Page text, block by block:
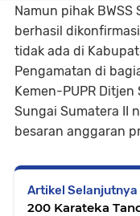
Namun pihak BWSS
berhasil
tidak ada di
Pengamatan di
Kemen-PUPR Ditjen
Sungai Sumatera II
besaran anggaran
Artikel Selanjutnya
200 Karateka